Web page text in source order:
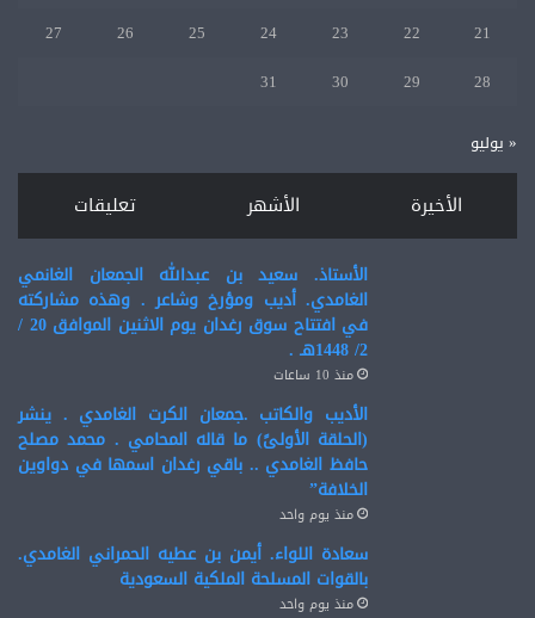
21
22
23
24
25
26
27
28
29
30
31
« يوليو
الأخيرة الأشهر تعليقات
الأستاذ. سعيد بن عبدالله الجمعان الغانمي
الغامدي. أديب ومؤرخ وشاعر . وهذه مشاركته
في افتتاح سوق رغدان يوم الاثنين الموافق 20 /
2/ 1448هـ .
منذ 10 ساعات
الأديب والكاتب .جمعان الكرت الغامدي . ينشر
(الحلقة الأولىً) ما قاله المحامي . محمد مصلح
حافظ الغامدي .. باقي رغدان اسمها في دواوين
الخلافة”
منذ يوم واحد
سعادة اللواء. أيمن بن عطيه الحمراني الغامدي.
بالقوات المسلحة الملكية السعودية
منذ يوم واحد